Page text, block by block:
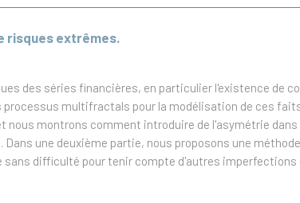
risques extrêmes.
des séries financières, en particulier l'existence de
multifractals pour la modélisation de ces
montrons comment introduire de l'asymétrie
une deuxième partie, nous proposons une
difficulté pour tenir compte d'autres